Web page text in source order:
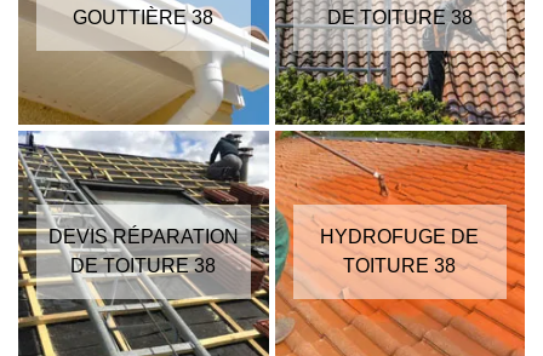
GOUTTIÈRE 38
DE TOITURE 38
DEVIS RÉPARATION
DE TOITURE 38
HYDROFUGE DE
TOITURE 38